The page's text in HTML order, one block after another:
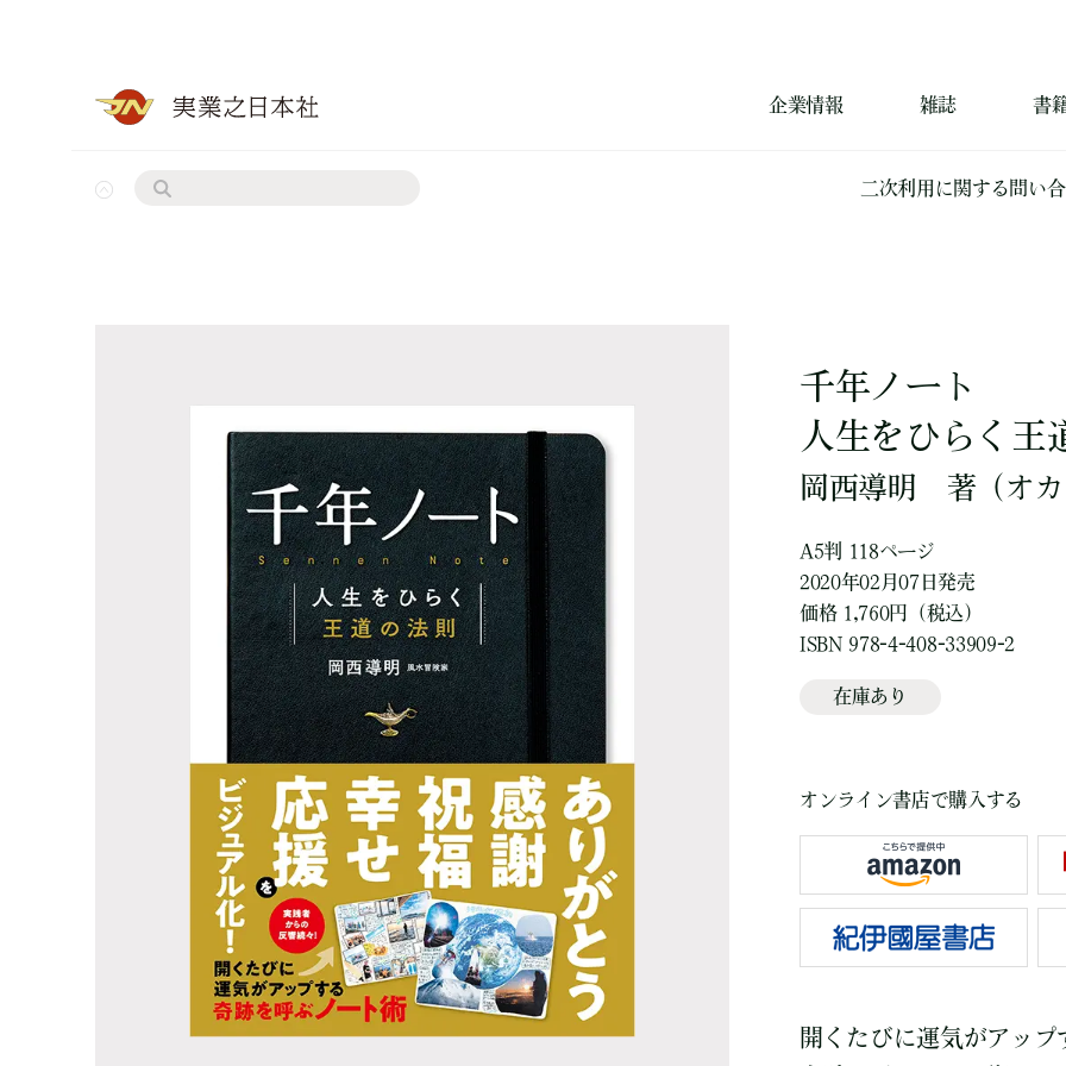
企業情報 雑誌 書
二次利用に関する問い
千年ノート
人生をひらく王
岡西導明 著 （オ
A5判 118ページ
2020年02月07日発売
価格 1,760円（税込）
ISBN 978-4-408-33909-2
在庫あり
オンライン書店で購入する
開くたびに運気がアップ